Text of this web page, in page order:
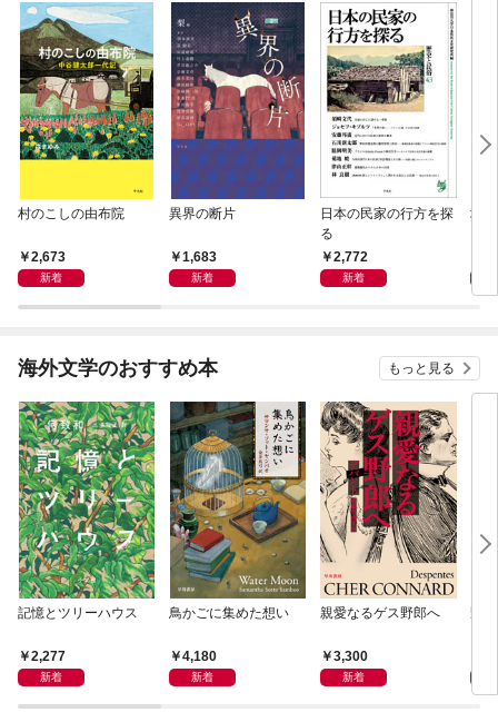
村のこしの由布院
2,673
新着
異界の断片
1,683
新着
日本の民家の行方を探
る
2,772
新着
地
海外文学のおすすめ本 もっと見る
記憶とツリーハウス
2,277
新着
鳥かごに集めた想い
4,180
新着
親愛なるゲス野郎へ
3,300
新着
野